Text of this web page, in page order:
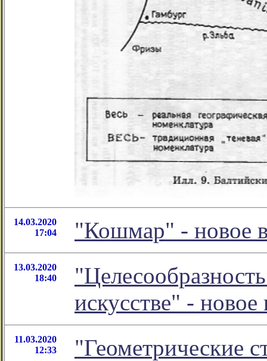
14.03.2020
17:04
"Кошмар" - новое
13.03.2020
18:40
искусстве" -
11.03.2020
12:33
"Геометрические